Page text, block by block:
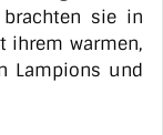
sie in
ihrem warmen,
Lampions und